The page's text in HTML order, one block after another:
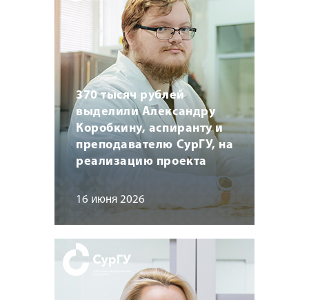
370 тысяч рублей
выделили Александру
Коробкину, аспиранту и
преподавателю СурГУ, на
реализацию проекта
16 июня 2026